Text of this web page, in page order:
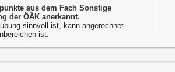
aus dem Fach Sonstige
der ÖÄK anerkannt.
sinnvoll ist, kann angerechnet
ist.